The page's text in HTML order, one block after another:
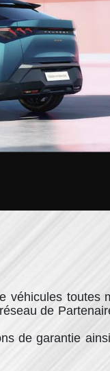
véhicules toutes
de
de garantie